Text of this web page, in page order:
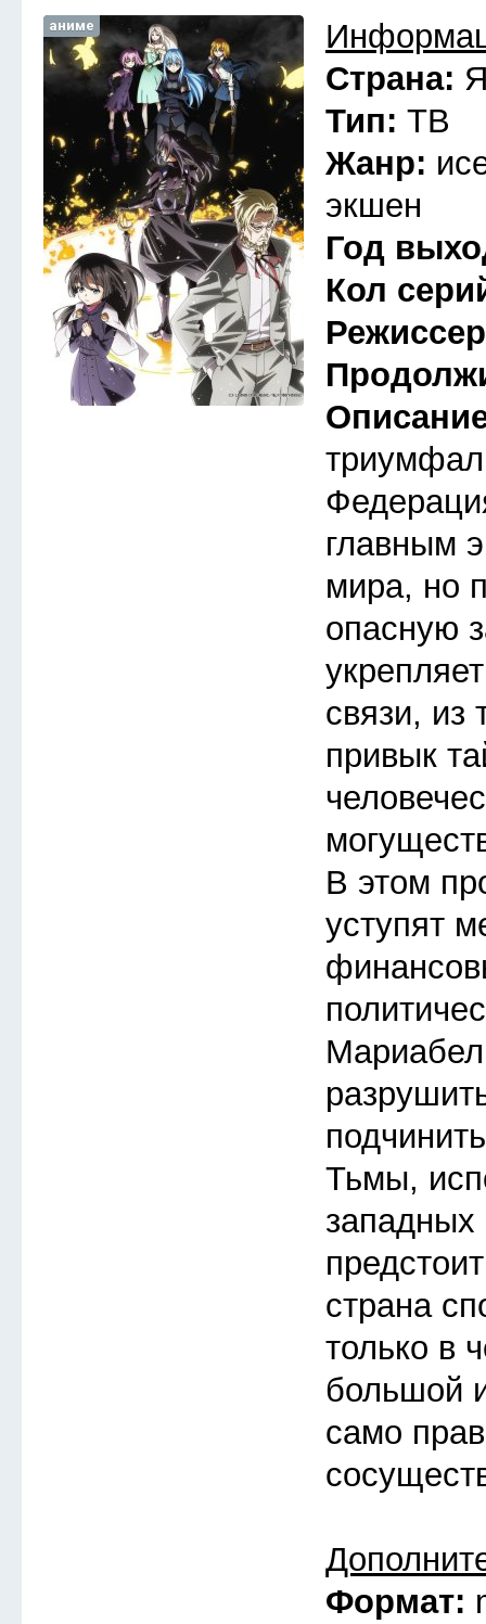
аниме
Страна:
Тип: ТВ
Жанр:
экшен
Год
Кол
главным
мира, но
опасную
связи, из
привык
В этом
уступят
Тьмы,
страна
только в
большой
само
Формат: